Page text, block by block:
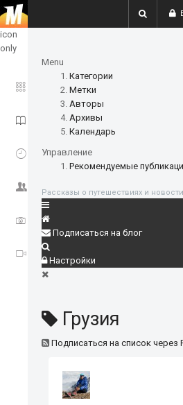
show
icon
only
ГЛАВНОЕ
ИСТОРИИ
СОБЫТИЯ
ФОТО
ВИДЕО
Menu
Категории
Метки
Авторы
Архивы
Календарь
Управление
Рекомендуемые
Рассказы о путешествиях и
Подписаться на блог
Настройки
Грузия
Подписаться на список через